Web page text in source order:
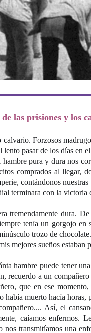
las prisiones y los
calvario. Forzosos
lento pasar de los días en
pura y dura nos
comprados al llegar,
contándonos
terminara con la victoria
tremendamente dura.
tenía un gorgojo
trozo de
mejores sueños
hambre puede tener
recuerdo a un
que en ese
había muerto hacía
Así, el
caíamos enfermos.
nos transmitíamos una